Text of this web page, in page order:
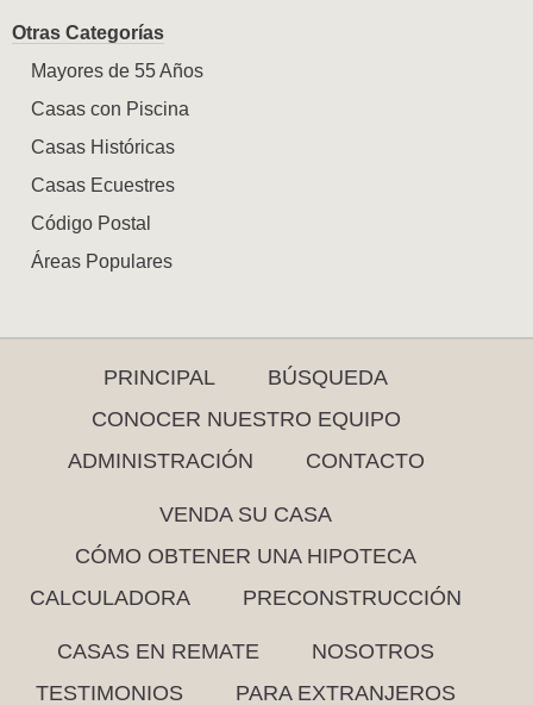
Otras Categorías
Mayores de 55 Años
Casas con Piscina
Casas Históricas
Casas Ecuestres
Código Postal
Áreas Populares
PRINCIPAL
BÚSQUEDA
CONOCER NUESTRO EQUIPO
ADMINISTRACIÓN
CONTACTO
VENDA SU CASA
CÓMO OBTENER UNA HIPOTECA
CALCULADORA
PRECONSTRUCCIÓN
CASAS EN REMATE
NOSOTROS
TESTIMONIOS
PARA EXTRANJEROS